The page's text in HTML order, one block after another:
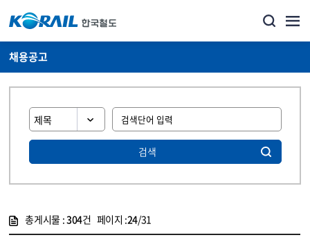
채용공고
검색
총게시물 :304건 페이지 :24/31